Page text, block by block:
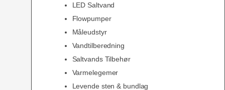
LED Saltvand
Flowpumper
Måleudstyr
Vandtilberedning
Saltvands Tilbehør
Varmelegemer
Levende sten & bundlag